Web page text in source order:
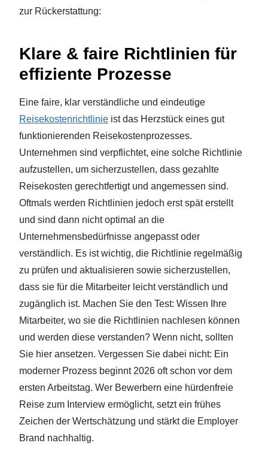
zur Rückerstattung:
Klare & faire Richtlinien für
effiziente Prozesse
Eine faire, klar verständliche und eindeutige
Reisekostenrichtlinie ist das Herzstück eines gut
funktionierenden Reisekostenprozesses.
Unternehmen sind verpflichtet, eine solche Richtlinie
aufzustellen, um sicherzustellen, dass gezahlte
Reisekosten gerechtfertigt und angemessen sind.
Oftmals werden Richtlinien jedoch erst spät erstellt
und sind dann nicht optimal an die
Unternehmensbedürfnisse angepasst oder
verständlich. Es ist wichtig, die Richtlinie regelmäßig
zu prüfen und aktualisieren sowie sicherzustellen,
dass sie für die Mitarbeiter leicht verständlich und
zugänglich ist. Machen Sie den Test: Wissen Ihre
Mitarbeiter, wo sie die Richtlinien nachlesen können
und werden diese verstanden? Wenn nicht, sollten
Sie hier ansetzen. Vergessen Sie dabei nicht: Ein
moderner Prozess beginnt 2026 oft schon vor dem
ersten Arbeitstag. Wer Bewerbern eine hürdenfreie
Reise zum Interview ermöglicht, setzt ein frühes
Zeichen der Wertschätzung und stärkt die Employer
Brand nachhaltig.